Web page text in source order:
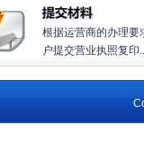
根据运营商的办理要
户提交营业执照复印